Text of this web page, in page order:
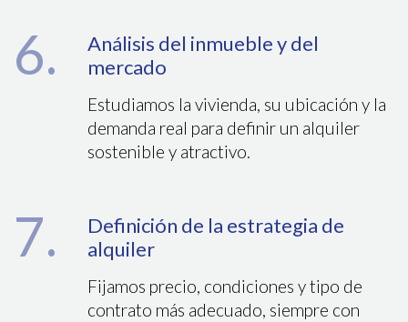
6.
Análisis del inmueble y del
mercado
Estudiamos la vivienda, su ubicación y la
demanda real para definir un alquiler
sostenible y atractivo.
7.
Definición de la estrategia de
alquiler
Fijamos precio, condiciones y tipo de
contrato más adecuado, siempre con